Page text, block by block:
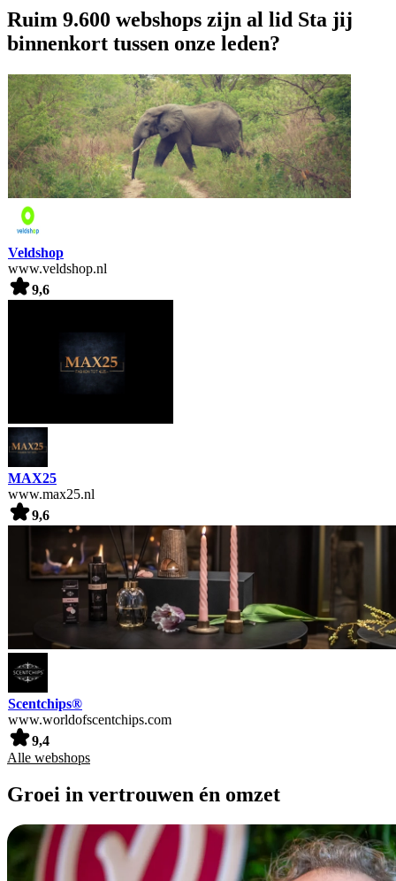
Ruim 9.600 webshops zijn al lid Sta jij
binnenkort tussen onze leden?
Veldshop
www.veldshop.nl
9,6
MAX25
www.max25.nl
9,6
Scentchips®
www.worldofscentchips.com
9,4
Alle webshops
Groei in vertrouwen én omzet